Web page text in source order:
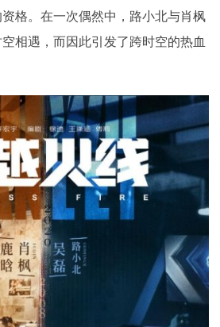
格。在一次偶然中，路小北与肖枫
相遇，而因此引发了跨时空的热血